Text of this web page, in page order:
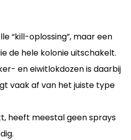
“kill-oplossing”, maar een
de hele kolonie uitschakelt.
en eiwitlokdozen is daarbij
vaak af van het juiste type
heeft meestal geen sprays